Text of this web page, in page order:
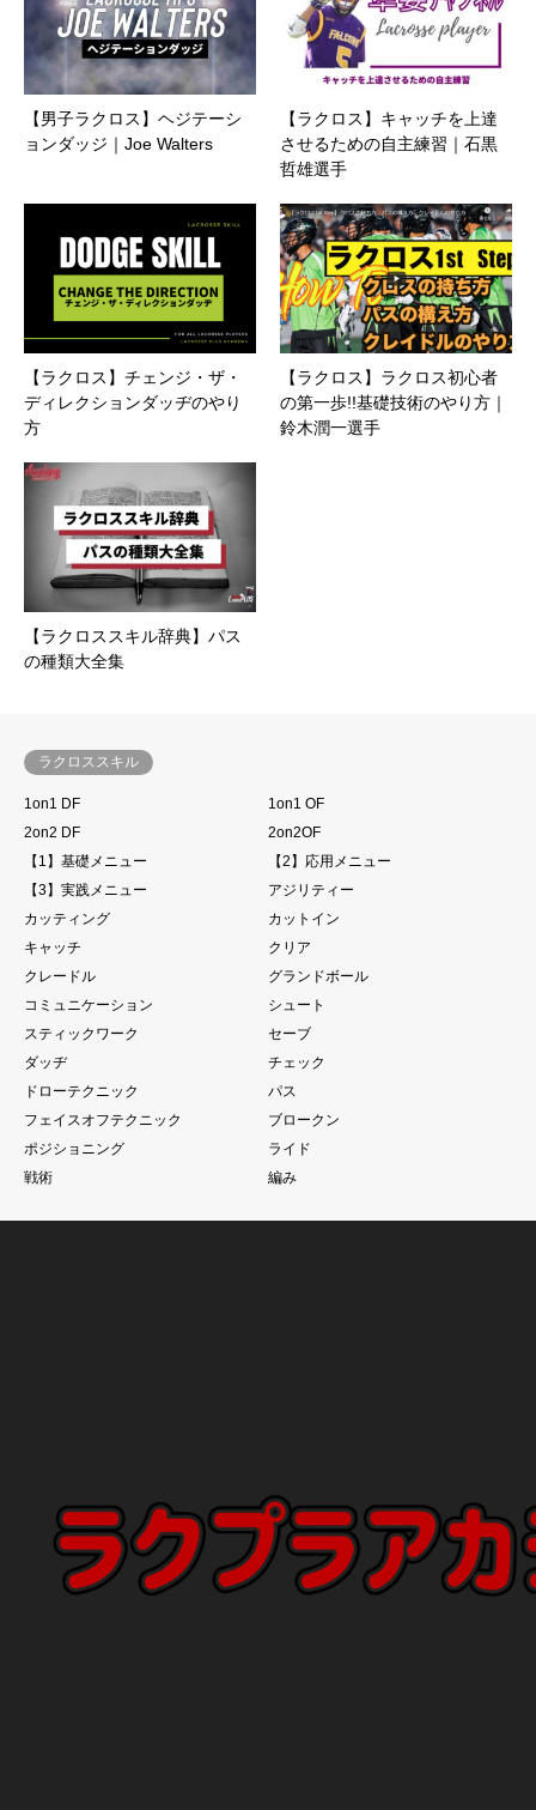
【男子ラクロス】ヘジテーシ
ョンダッジ｜Joe Walters
【ラクロス】キャッチを上達
させるための自主練習｜石黒
哲雄選手
【ラクロス】チェンジ・ザ・
ディレクションダッヂのやり
方
【ラクロス】ラクロス初心者
の第一歩!!基礎技術のやり方｜
鈴木潤一選手
【ラクロススキル辞典】パス
の種類大全集
ラクロススキル
1on1 DF
1on1 OF
2on2 DF
2on2OF
【1】基礎メニュー
【2】応用メニュー
【3】実践メニュー
アジリティー
カッティング
カットイン
キャッチ
クリア
クレードル
グランドボール
コミュニケーション
シュート
スティックワーク
セーブ
ダッヂ
チェック
ドローテクニック
パス
フェイスオフテクニック
ブロークン
ポジショニング
ライド
戦術
編み